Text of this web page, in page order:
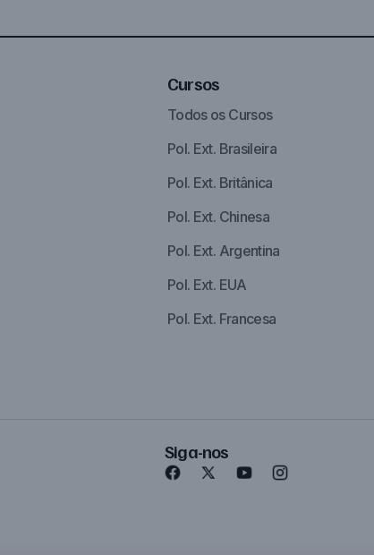
Cursos
Todos os Cursos
Pol. Ext. Brasileira
Pol. Ext. Britânica
Pol. Ext. Chinesa
Pol. Ext. Argentina
Pol. Ext. EUA
Pol. Ext. Francesa
Siga-nos